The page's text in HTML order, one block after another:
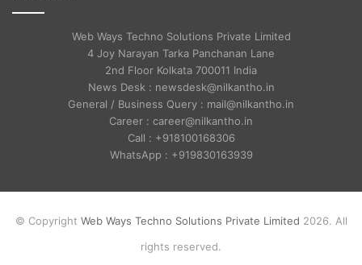
Web Ways Techno Solutions Private Limited
4 Joy Narayan Tarka Panchanan Lane
2nd Floor Kolkata 700011 India
News Desk : newsdesk@nilkantho.in
General / Business Query : mail@nilkantho.in
Career : career@nilkantho.in
Call : +918100168306
WhatsApp : +919830163939
© Copyright Web Ways Techno Solutions Private Limited 2026. All
rights reserved.